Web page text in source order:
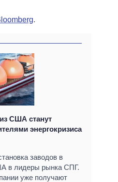
.
США станут
энергокризиса
заводов в
в лидеры рынка СПГ.
уже получают